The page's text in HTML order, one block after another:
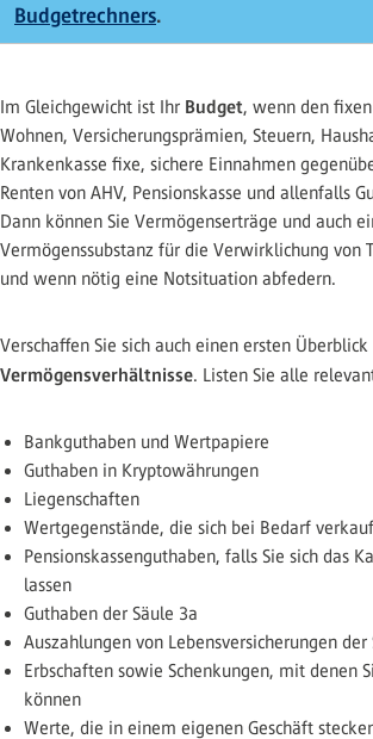
Budgetrechners.
Im Gleichgewicht ist Ihr Budget, wenn den
Wohnen, Versicherungsprämien, Steuern,
Krankenkasse fixe, sichere Einnahmen
Renten von AHV, Pensionskasse und allenfalls
Dann können Sie Vermögenserträge und auch
Vermögenssubstanz für die Verwirklichung von
und wenn nötig eine Notsituation abfedern.
Verschaffen Sie sich auch einen ersten
Vermögensverhältnisse. Listen Sie alle
Bankguthaben und Wertpapiere
Guthaben in Kryptowährungen
Liegenschaften
Wertgegenstände, die sich bei Bedarf
Pensionskassenguthaben, falls Sie sich das
lassen
Guthaben der Säule 3a
Auszahlungen von Lebensversicherungen der
Erbschaften sowie Schenkungen, mit denen
können
Werte, die in einem eigenen Geschäft